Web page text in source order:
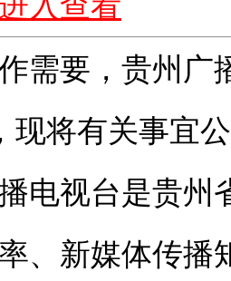
要，贵州广
现将有关事宜
视台是贵州
、新媒体传播